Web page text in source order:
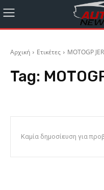
Αρχική Ετικέτες MOTOGP
Tag:
Καμία δημοσίευση για